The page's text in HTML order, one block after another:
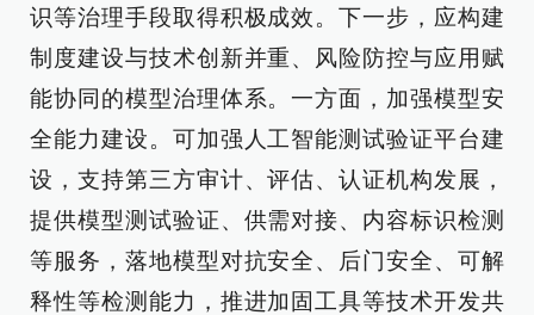
识等治理手段取得积极成效。下一步，应构建
制度建设与技术创新并重、风险防控与应用赋
能协同的模型治理体系。一方面，加强模型安
全能力建设。可加强人工智能测试验证平台建
设，支持第三方审计、评估、认证机构发展，
提供模型测试验证、供需对接、内容标识检测
等服务，落地模型对抗安全、后门安全、可解
释性等检测能力，推进加固工具等技术开发共